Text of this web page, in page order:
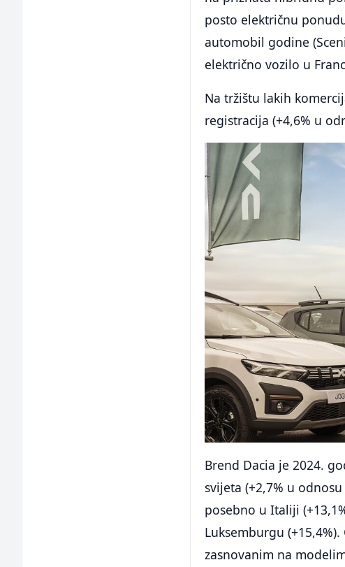
posto električnu
automobil godine
električno vozilo u
Na tržištu lakih
registracija (+4,6% u
Brend Dacia je 2024.
svijeta (+2,7% u
posebno u Italiji
Luksemburgu
zasnovanim na